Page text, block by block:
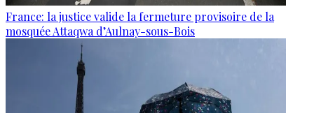
France: la justice valide la fermeture provisoire de la
mosquée Attaqwa d’Aulnay-sous-Bois